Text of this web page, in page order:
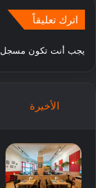
اترك تعليقاً
يجب أنت تكون مسجل
الأخيرة